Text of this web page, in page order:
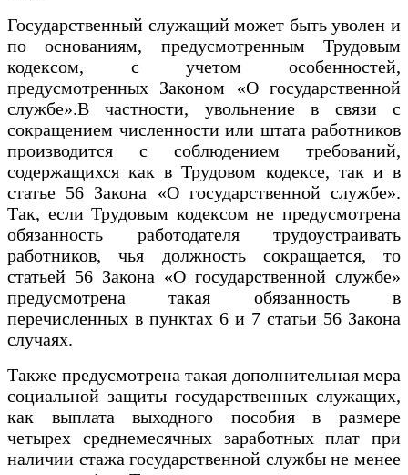
Государственный служащий может быть уволен и
по основаниям, предусмотренным Трудовым
кодексом, с учетом особенностей,
предусмотренных Законом «О государственной
службе».В частности, увольнение в связи с
сокращением численности или штата работников
производится с соблюдением требований,
содержащихся как в Трудовом кодексе, так и в
статье 56 Закона «О государственной службе».
Так, если Трудовым кодексом не предусмотрена
обязанность работодателя трудоустраивать
работников, чья должность сокращается, то
статьей 56 Закона «О государственной службе»
предусмотрена такая обязанность в
перечисленных в пунктах 6 и 7 статьи 56 Закона
случаях.
Также предусмотрена такая дополнительная мера
социальной защиты государственных служащих,
как выплата выходного пособия в размере
четырех среднемесячных заработных плат при
наличии стажа государственной службы не менее